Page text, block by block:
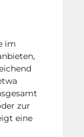
im
zur
eine